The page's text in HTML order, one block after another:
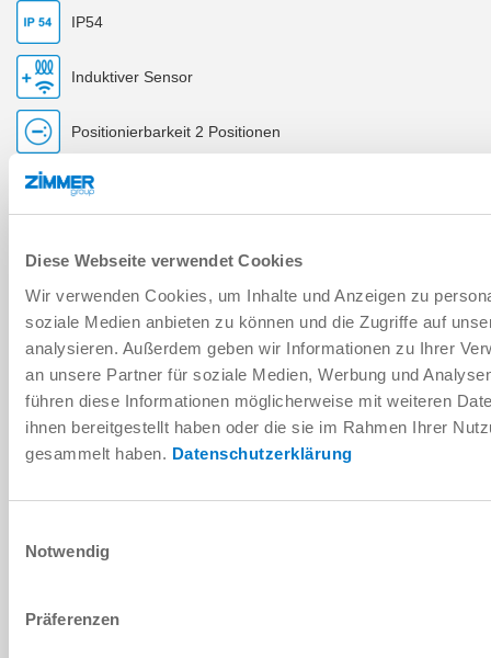
Diese Webseite verwendet Cookies
Wir verwenden Cookies, um Inhalte und Anzeigen zu
soziale Medien anbieten zu können und die Zugriffe auf
analysieren. Außerdem geben wir Informationen zu Ihrer
an unsere Partner für soziale Medien, Werbung und
führen diese Informationen möglicherweise mit weiteren
ihnen bereitgestellt haben oder die sie im Rahmen Ihrer
gesammelt haben. Datenschutzerklärung
Notwendig
Präferenzen
IP54
Induktiver Sensor
Positionierbarkeit 2 Positionen
Schwenkwinkel 90°
Technische Daten
Zubehör
DOWNLOADS